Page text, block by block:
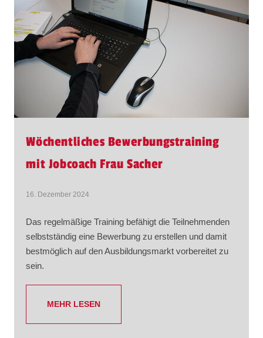
Wöchentliches Bewerbungstraining
mit Jobcoach Frau Sacher
16. Dezember 2024
Das regelmäßige Training befähigt die Teilnehmenden
selbstständig eine Bewerbung zu erstellen und damit
bestmöglich auf den Ausbildungsmarkt vorbereitet zu
sein.
MEHR LESEN